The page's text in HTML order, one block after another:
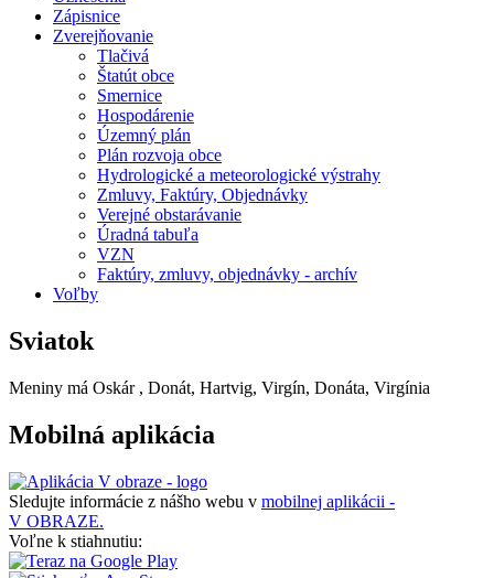
Zápisnice
Zverejňovanie
Tlačivá
Štatút obce
Smernice
Hospodárenie
Územný plán
Plán rozvoja obce
Hydrologické a meteorologické výstrahy
Zmluvy, Faktúry, Objednávky
Verejné obstarávanie
Úradná tabuľa
VZN
Faktúry, zmluvy, objednávky - archív
Voľby
Sviatok
Meniny má Oskár , Donát, Hartvig, Virgín, Donáta, Virgínia
Mobilná aplikácia
Sledujte informácie z nášho webu v mobilnej aplikácii -
V OBRAZE.
Voľne k stiahnutiu: